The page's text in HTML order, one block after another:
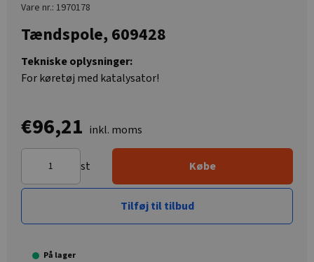
Vare nr.: 1970178
Tændspole, 609428
Tekniske oplysninger:
For køretøj med katalysator!
€96,21 inkl. moms
st Købe
Tilføj til tilbud
På lager